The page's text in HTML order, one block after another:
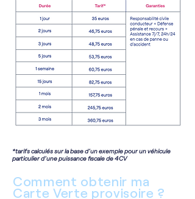
*tarifs calculés sur la base d’un exemple pour un véhicule
particulier d’une puissance fiscale de 4CV
Comment obtenir ma
Carte Verte provisoire ?